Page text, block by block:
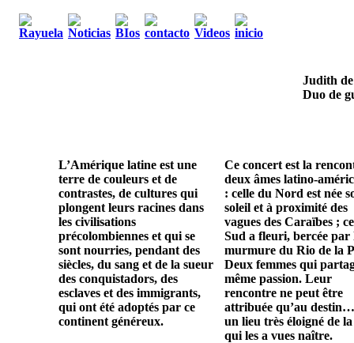
Judith
Duo de
L’Amérique latine est une
terre de couleurs et de
contrastes, de cultures qui
plongent leurs racines dans
les civilisations
précolombiennes et qui se
sont nourries, pendant des
siècles, du sang et de la sueur
des conquistadors, des
esclaves et des immigrants,
qui ont été adoptés par ce
continent généreux.
Ce concert est la
deux âmes latino-
: celle du Nord est née
soleil et à proximité des
vagues des Caraïbes ;
Sud a fleuri, bercée par
murmure du Rio de la
Deux femmes qui
même passion. Leur
rencontre ne peut être
attribuée qu’au
un lieu très éloigné de
qui les a vues naître.